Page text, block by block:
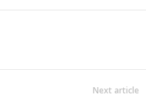
Next article